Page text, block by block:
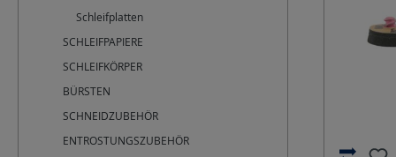
Schleifplatten
SCHLEIFPAPIERE
SCHLEIFKÖRPER
BÜRSTEN
SCHNEIDZUBEHÖR
ENTROSTUNGSZUBEHÖR